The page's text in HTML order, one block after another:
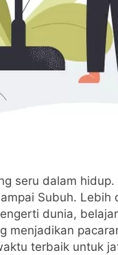
seru dalam
Subuh. Lebih
dunia,
menjadikan
terbaik untuk